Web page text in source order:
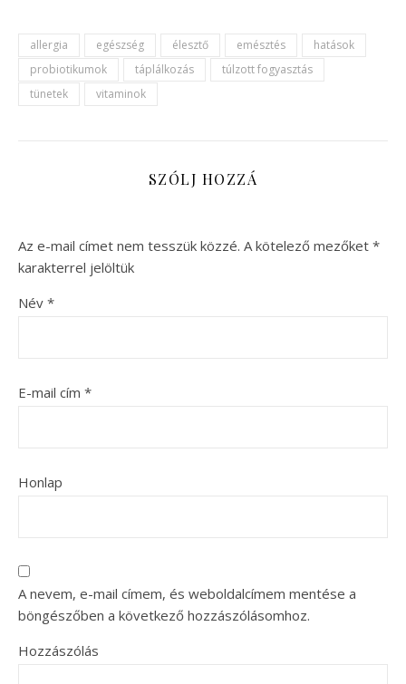
allergia egészség élesztő emésztés
hatások
probiotikumok
táplálkozás
túlzott fogyasztás
tünetek
vitaminok
SZÓLJ HOZZÁ
Az e-mail címet nem tesszük közzé. A kötelező mezőket *
karakterrel jelöltük
Név *
E-mail cím *
Honlap
A nevem, e-mail címem, és weboldalcímem mentése a
böngészőben a következő hozzászólásomhoz.
Hozzászólás